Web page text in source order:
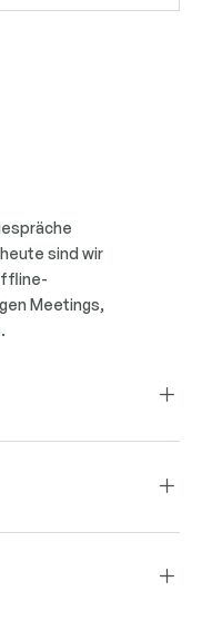
sind wir
Meetings,